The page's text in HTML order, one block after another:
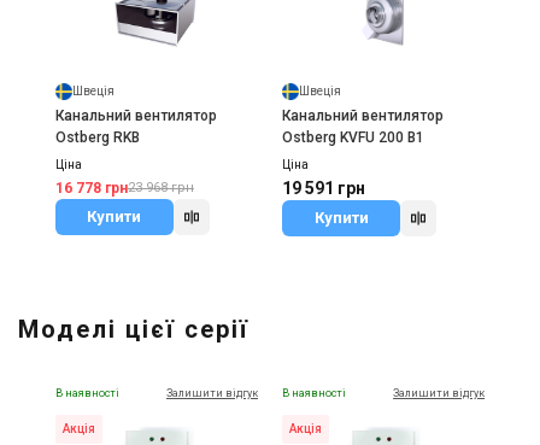
Швеція
Канальний вентилятор
Ostberg RKB
Ціна
16 778 грн23 968 грн
Купити
Швеція
Канальний вентилятор
Ostberg KVFU 200 B1
Ціна
19 591 грн
Купити
Моделі цієї серії
В наявності Залишити відгук
Акція
В наявності Залишити відгук
Акція